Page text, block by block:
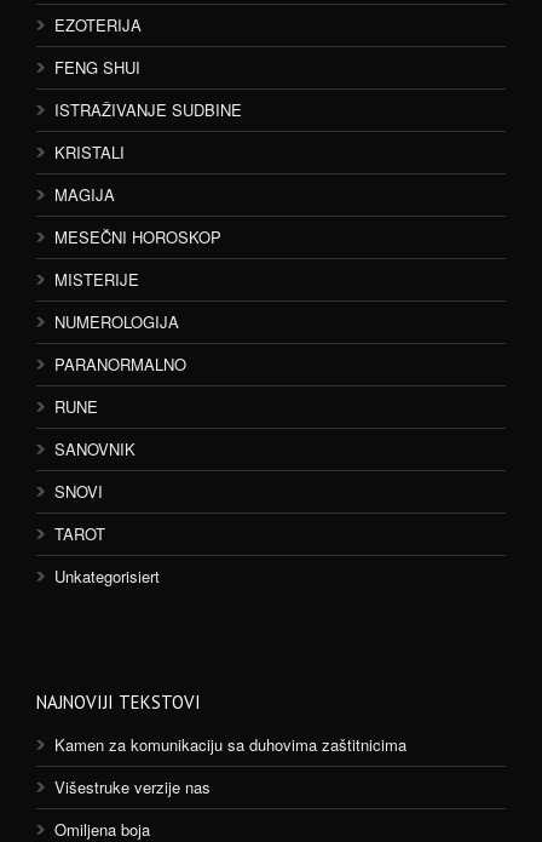
EZOTERIJA
FENG SHUI
ISTRAŽIVANJE SUDBINE
KRISTALI
MAGIJA
MESEČNI HOROSKOP
MISTERIJE
NUMEROLOGIJA
PARANORMALNO
RUNE
SANOVNIK
SNOVI
TAROT
Unkategorisiert
NAJNOVIJI TEKSTOVI
Kamen za komunikaciju sa duhovima zaštitnicima
Višestruke verzije nas
Omiljena boja